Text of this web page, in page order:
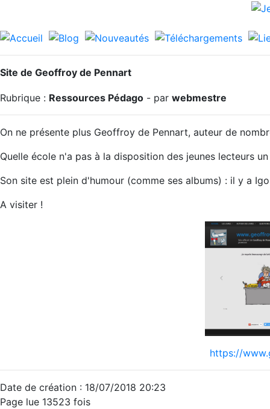
Site de Geoffroy de Pennart
Rubrique : Ressources Pédago - par webmestre
On ne présente plus Geoffroy de Pennart, auteur de
Quelle école n'a pas à la disposition des jeunes lecteurs
Son site est plein d'humour (comme ses albums) : il y a
A visiter !
https://
Date de création : 18/07/2018 20:23
Page lue 13523 fois